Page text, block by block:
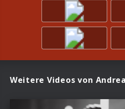
Weitere Videos von